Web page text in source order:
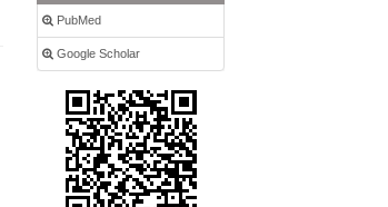
PubMed
Google Scholar